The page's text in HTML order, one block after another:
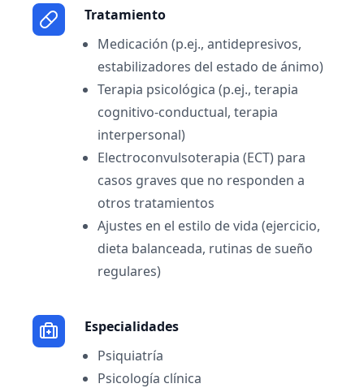
Tratamiento
Medicación (p.ej., antidepresivos,
estabilizadores del estado de ánimo)
Terapia psicológica (p.ej., terapia
cognitivo-conductual, terapia
interpersonal)
Electroconvulsoterapia (ECT) para
casos graves que no responden a
otros tratamientos
Ajustes en el estilo de vida (ejercicio,
dieta balanceada, rutinas de sueño
regulares)
Especialidades
Psiquiatría
Psicología clínica